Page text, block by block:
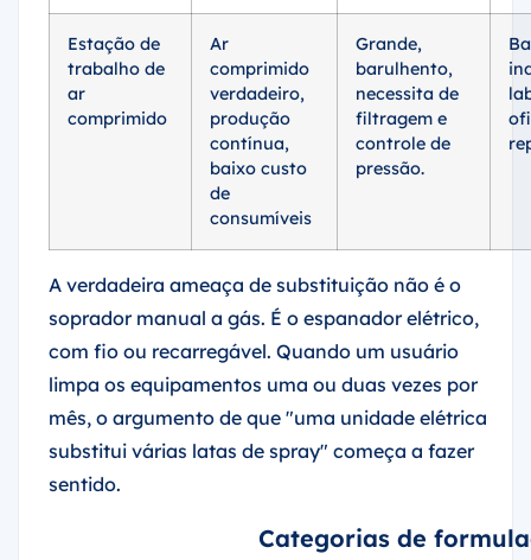
trabalho de
ar
comprimido
comprimido
verdadeiro,
produção
contínua,
baixo custo
de
consumíveis
barulhento,
necessita de
filtragem e
controle de
pressão.
soprador manual a gás. É o espanador elétrico,
com fio ou recarregável. Quando um usuário
limpa os equipamentos uma ou duas vezes por
mês, o argumento de que "uma unidade elétrica
substitui várias latas de spray" começa a fazer
Categorias de